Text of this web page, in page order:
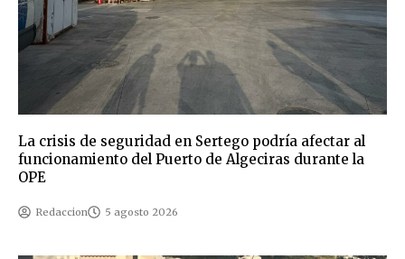
La crisis de seguridad en Sertego podría afectar al
funcionamiento del Puerto de Algeciras durante la
OPE
Redaccion 5 agosto 2026